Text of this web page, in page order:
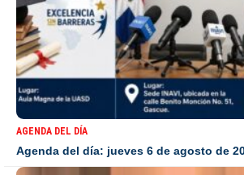
AGENDA DEL DÍA
Agenda del día: jueves 6 de agosto de